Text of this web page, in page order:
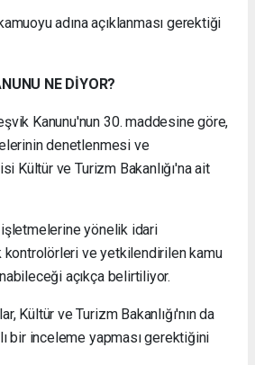
adına açıklanması gerektiği
NE DİYOR?
Kanunu'nun 30. maddesine göre,
denetlenmesi ve
Kültür ve Turizm Bakanlığı'na ait
işletmelerine yönelik idari
kontrolörleri ve yetkilendirilen kamu
açıkça belirtiliyor.
Kültür ve Turizm Bakanlığı'nın da
bir inceleme yapması gerektiğini